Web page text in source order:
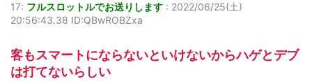
17: フルスロットルでお送りします : 2022/06/25(土)
20:56:43.38 ID:QBwROBZxa
客もスマートにならないといけないからハゲとデブ
は打てないらしい